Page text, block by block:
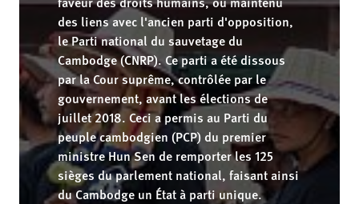
des liens avec l'ancien parti d'opposition,
le Parti national du sauvetage du
Cambodge (CNRP). Ce parti a été dissous
par la Cour suprême, contrôlée par le
gouvernement, avant les élections de
juillet 2018. Ceci a permis au Parti du
peuple cambodgien (PCP) du premier
ministre Hun Sen de remporter les 125
sièges du parlement national, faisant ainsi
du Cambodge un État à parti unique.